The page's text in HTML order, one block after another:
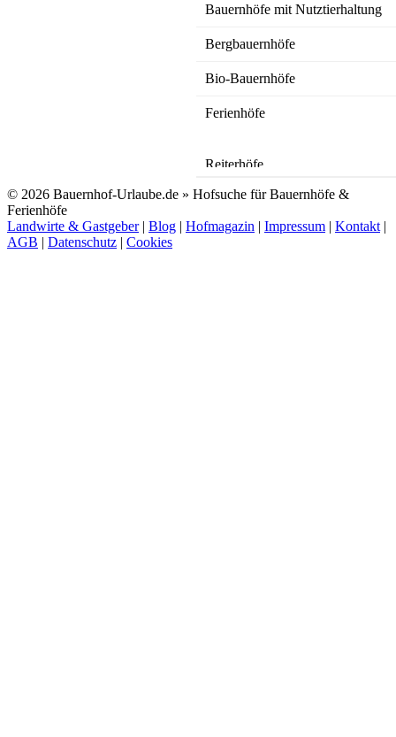
Bauernhof
Bauernhöfe mit Nutztierhaltung
Bergbauernhöfe
Bio-Bauernhöfe
Ferienhöfe
Reiterhöfe
Resthöfe
Obstbauernhöfe
© 2026 Bauernhof-Urlaube.de » Hofsuche für Bauernhöfe &
Ferienhöfe
Landwirte & Gastgeber| Blog | Hofmagazin | Impressum | Kontakt |
AGB | Datenschutz | Cookies